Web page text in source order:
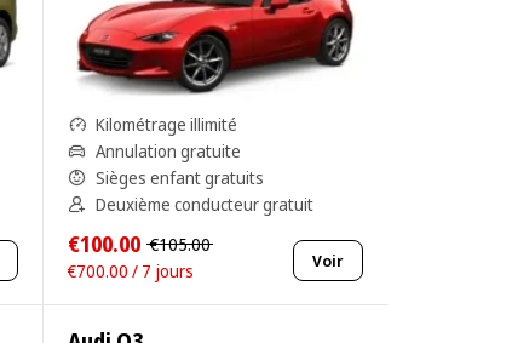
Kilométrage illimité
Annulation gratuite
Sièges enfant gratuits
Deuxième conducteur gratuit
€100.00 €105.00
€700.00 / 7 jours
Voir